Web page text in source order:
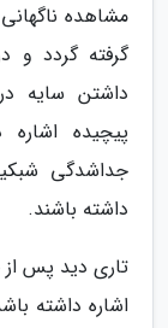
مشاهده
گرفته گردد و
داشتن سایه
پیچیده
جداشدگی
داشته باشند.
تاری دید پس
اشاره داشته